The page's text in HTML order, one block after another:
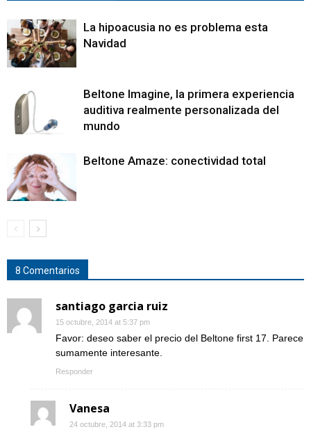
La hipoacusia no es problema esta
Navidad
Beltone Imagine, la primera experiencia
auditiva realmente personalizada del
mundo
Beltone Amaze: conectividad total
8 Comentarios
santiago garcia ruiz
15 octubre, 2014 at 5:37 pm
Favor: deseo saber el precio del Beltone first 17. Parece
sumamente interesante.
Responder
Vanesa
24 octubre, 2014 at 3:33 pm